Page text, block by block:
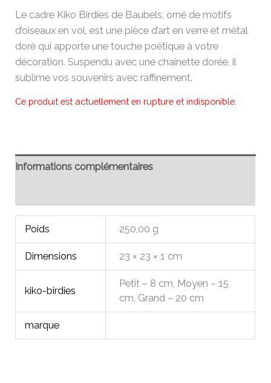
Le cadre Kiko Birdies de Baubels, orné de motifs
d’oiseaux en vol, est une pièce d’art en verre et métal
doré qui apporte une touche poétique à votre
décoration. Suspendu avec une chaînette dorée, il
sublime vos souvenirs avec raffinement.
Ce produit est actuellement en rupture et indisponible.
Informations complémentaires
Poids 250,00 g
Dimensions 23 × 23 × 1 cm
kiko-birdies
Petit – 8 cm, Moyen – 15
cm, Grand – 20 cm
marque